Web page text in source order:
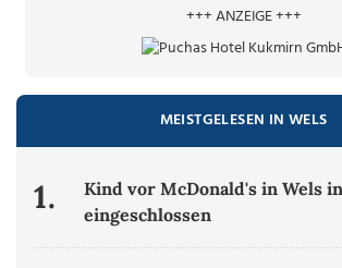
+++ ANZEIGE +++
MEISTGELESEN IN WELS
1.
Kind vor McDonald's in Wels
eingeschlossen